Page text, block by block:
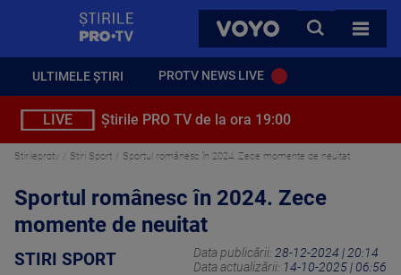
VOYO
CAUTA
TOATE
ULTIMELE ȘTIRI PROTV NEWS LIVE
LIVE Știrile PRO TV de la ora 19:00
Stirileprotv Stiri Sport Sportul românesc în 2024. Zece momente de neuitat
Sportul românesc în 2024. Zece
momente de neuitat
STIRI SPORT Data publicării: 28-12-2024 | 20:14
Data actualizării: 14-10-2025 | 06:56